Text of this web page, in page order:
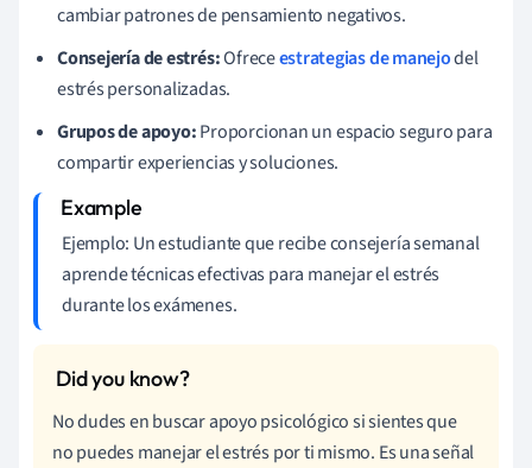
cambiar patrones de pensamiento negativos.
Consejería de estrés:Ofreceestrategias de manejodel
estrés personalizadas.
Grupos de apoyo:Proporcionan un espacio seguro para
compartir experiencias y soluciones.
Ejemplo: Un estudiante que recibe consejería semanal
aprende técnicas efectivas para manejar el estrés
durante los exámenes.
No dudes en buscar apoyo psicológico si sientes que
no puedes manejar el estrés por ti mismo. Es una señal